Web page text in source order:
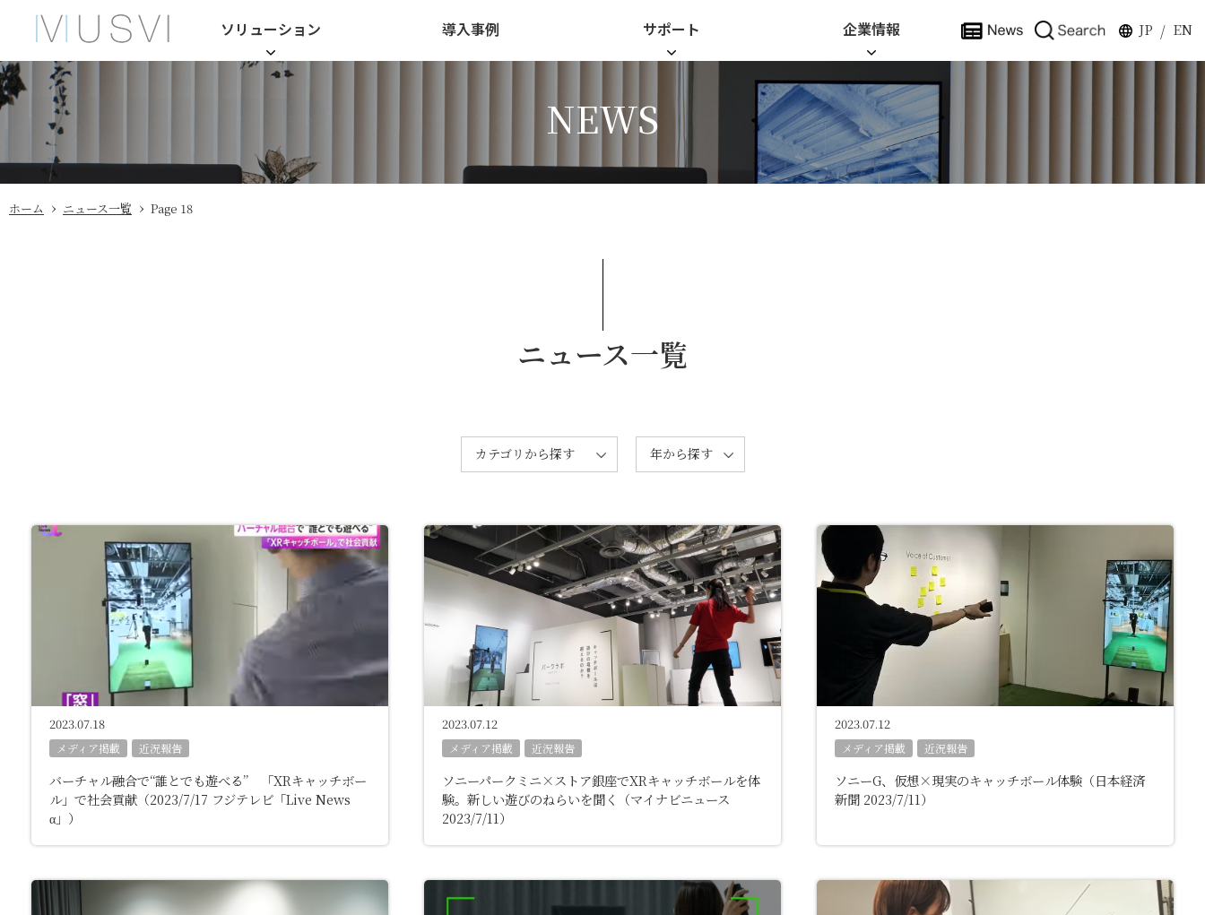
ソリューション 導入事例 サポート 企業情報 JP / EN
NEWS
ホーム › ニュース一覧 › Page 18
ニュース一覧
カテゴリから探す 年から探す
2023.07.18
メディア掲載 近況報告
バーチャル融合で“誰とでも遊べる” 「XRキャッチボー
ル」で社会貢献（2023/7/17 フジテレビ「Live News
α」）
2023.07.12
メディア掲載 近況報告
ソニーパークミニ×ストア銀座でXRキャッチボールを体
験。新しい遊びのねらいを聞く（マイナビニュース
2023/7/11）
2023.07.12
メディア掲載 近況報告
ソニーG、仮想×現実のキャッチボール体験（日本経済
新聞 2023/7/11）